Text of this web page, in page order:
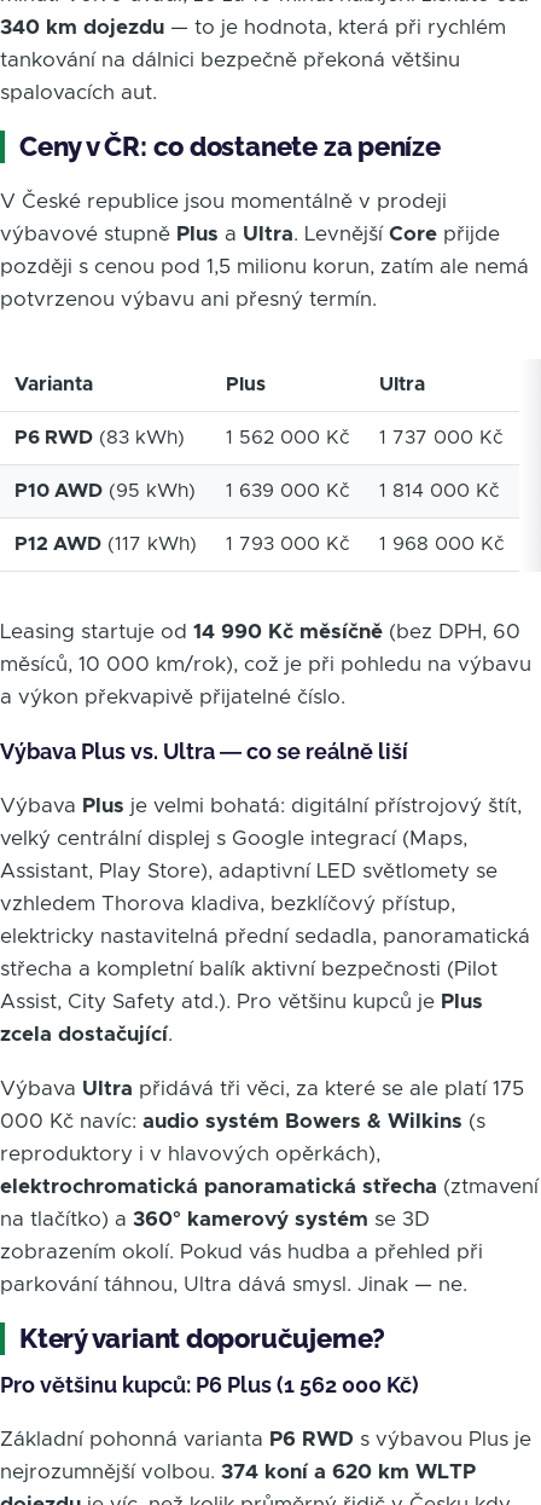
340 km dojezdu — to je hodnota, která při rychlém
tankování na dálnici bezpečně překoná většinu
spalovacích aut.
Ceny v ČR: co dostanete za peníze
V České republice jsou momentálně v prodeji
výbavové stupně Plus a Ultra. Levnější Core přijde
později s cenou pod 1,5 milionu korun, zatím ale nemá
potvrzenou výbavu ani přesný termín.
Varianta Plus Ultra
P6 RWD (83 kWh) 1 562 000 Kč 1 737 000 Kč
P10 AWD (95 kWh) 1 639 000 Kč 1 814 000 Kč
P12 AWD (117 kWh) 1 793 000 Kč 1 968 000 Kč
Leasing startuje od 14 990 Kč měsíčně (bez DPH, 60
měsíců, 10 000 km/rok), což je při pohledu na výbavu
a výkon překvapivě přijatelné číslo.
Výbava Plus vs. Ultra — co se reálně liší
Výbava Plus je velmi bohatá: digitální přístrojový štít,
velký centrální displej s Google integrací (Maps,
Assistant, Play Store), adaptivní LED světlomety se
vzhledem Thorova kladiva, bezklíčový přístup,
elektricky nastavitelná přední sedadla, panoramatická
střecha a kompletní balík aktivní bezpečnosti (Pilot
Assist, City Safety atd.). Pro většinu kupců je Plus
zcela dostačující.
Výbava Ultra přidává tři věci, za které se ale platí 175
000 Kč navíc: audio systém Bowers & Wilkins (s
reproduktory i v hlavových opěrkách),
elektrochromatická panoramatická střecha (ztmavení
na tlačítko) a 360° kamerový systém se 3D
zobrazením okolí. Pokud vás hudba a přehled při
parkování táhnou, Ultra dává smysl. Jinak — ne.
Který variant doporučujeme?
Pro většinu kupců: P6 Plus (1 562 000 Kč)
Základní pohonná varianta P6 RWD s výbavou Plus je
nejrozumnější volbou. 374 koní a 620 km WLTP